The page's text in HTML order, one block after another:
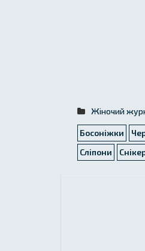
Жіночий
Босоніжки
Сліпони